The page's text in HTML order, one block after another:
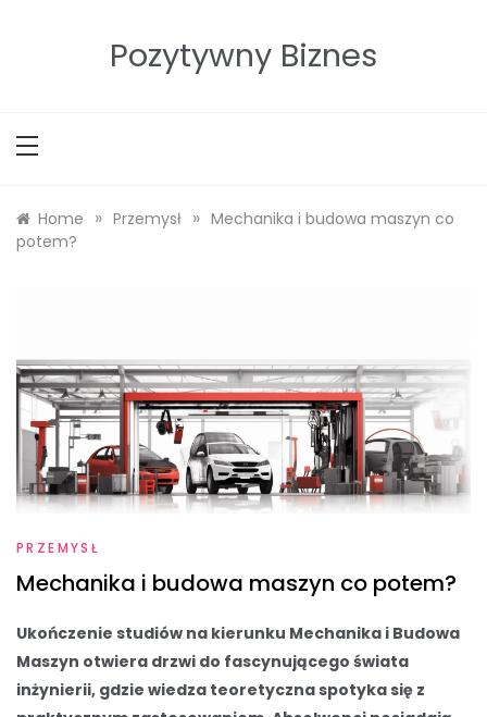
Pozytywny Biznes
Home » Przemysł » Mechanika i budowa maszyn co
potem?
PRZEMYSŁ
Mechanika i budowa maszyn co potem?
Ukończenie studiów na kierunku Mechanika i Budowa
Maszyn otwiera drzwi do fascynującego świata
inżynierii, gdzie wiedza teoretyczna spotyka się z